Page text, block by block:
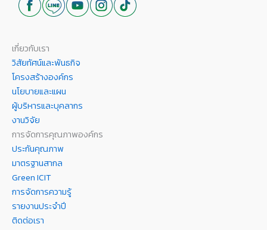
เกี่ยวกับเรา
วิสัยทัศน์และพันธกิจ
โครงสร้างองค์กร
นโยบายและแผน
ผู้บริหารและบุคลากร
งานวิจัย
การจัดการคุณภาพองค์กร
ประกันคุณภาพ
มาตรฐานสากล
Green ICIT
การจัดการความรู้
รายงานประจำปี
ติดต่อเรา